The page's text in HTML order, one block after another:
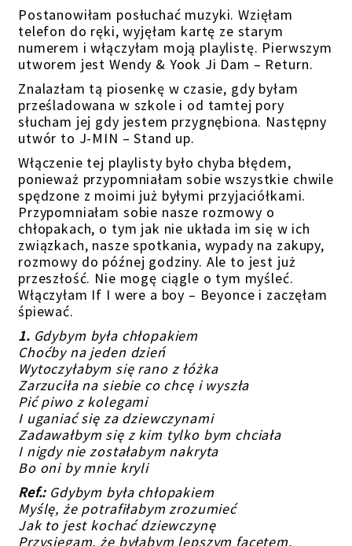
Postanowiłam posłuchać muzyki. Wzięłam
telefon do ręki, wyjęłam kartę ze starym
numerem i włączyłam moją playlistę. Pierwszym
utworem jest Wendy & Yook Ji Dam – Return.
Znalazłam tą piosenkę w czasie, gdy byłam
prześladowana w szkole i od tamtej pory
słucham jej gdy jestem przygnębiona. Następny
utwór to J-MIN – Stand up.
Włączenie tej playlisty było chyba błędem,
ponieważ przypomniałam sobie wszystkie chwile
spędzone z moimi już byłymi przyjaciółkami.
Przypomniałam sobie nasze rozmowy o
chłopakach, o tym jak nie układa im się w ich
związkach, nasze spotkania, wypady na zakupy,
rozmowy do późnej godziny. Ale to jest już
przeszłość. Nie mogę ciągle o tym myśleć.
Włączyłam If I were a boy – Beyonce i zaczęłam
śpiewać.
1. Gdybym była chłopakiem
Choćby na jeden dzień
Wytoczyłabym się rano z łóżka
Zarzuciła na siebie co chcę i wyszła
Pić piwo z kolegami
I uganiać się za dziewczynami
Zadawałbym się z kim tylko bym chciała
I nigdy nie zostałabym nakryta
Bo oni by mnie kryli
Ref.:Gdybym była chłopakiem
Myślę, że potrafiłabym zrozumieć
Jak to jest kochać dziewczynę
Przysięgam, że byłabym lepszym facetem.